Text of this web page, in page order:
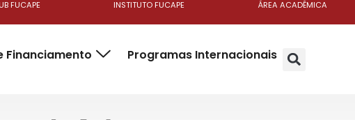
FUCAPE INSTITUTO FUCAPE ÁREA ACADÊMICA
Financiamento Programas Internacionais